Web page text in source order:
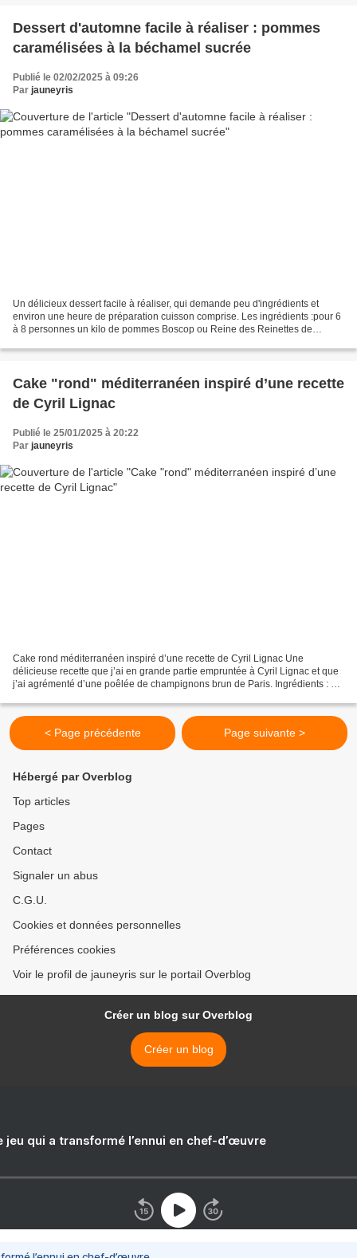
Dessert d'automne facile à réaliser : pommes
caramélisées à la béchamel sucrée
Publié le 02/02/2025 à 09:26
Par jauneyris
Un délicieux dessert facile à réaliser, qui demande peu d'ingrédients et
environ une heure de préparation cuisson comprise. Les ingrédients :pour 6
à 8 personnes un kilo de pommes Boscop ou Reine des Reinettes de
Cake "rond" méditerranéen inspiré d’une recette
de Cyril Lignac
Publié le 25/01/2025 à 20:22
Par jauneyris
Cake rond méditerranéen inspiré d’une recette de Cyril Lignac Une
délicieuse recette que j’ai en grande partie empruntée à Cyril Lignac et que
j’ai agrémenté d’une poêlée de champignons brun de Paris. Ingrédients : 3
< Page précédente Page suivante >
Hébergé par Overblog
Top articles
Pages
Contact
Signaler un abus
C.G.U.
Cookies et données personnelles
Préférences cookies
Voir le profil de jauneyris sur le portail Overblog
Créer un blog sur Overblog
Créer un blog
jeu qui a transformé l’ennui en chef-d’œuvre